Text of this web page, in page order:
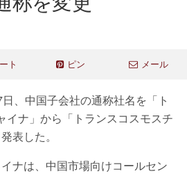
ト ピン メール
、中国子会社の通称社名を「ト
イナ」から「トランスコスモスチ
表した。
ナは、中国市場向けコールセン